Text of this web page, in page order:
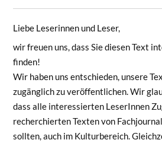
Liebe Leserinnen und Leser,
wir freuen uns, dass Sie diesen Text
finden!
Wir haben uns entschieden, unsere
zugänglich zu veröffentlichen. Wir
dass alle interessierten LeserInnen
recherchierten Texten von
sollten, auch im Kulturbereich.